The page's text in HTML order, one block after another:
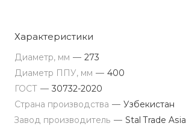
Характеристики
Диаметр, мм — 273
Диаметр ППУ, мм — 400
ГОСТ — 30732-2020
Страна производства — Узбекистан
Завод производитель — Stal Trade Asia